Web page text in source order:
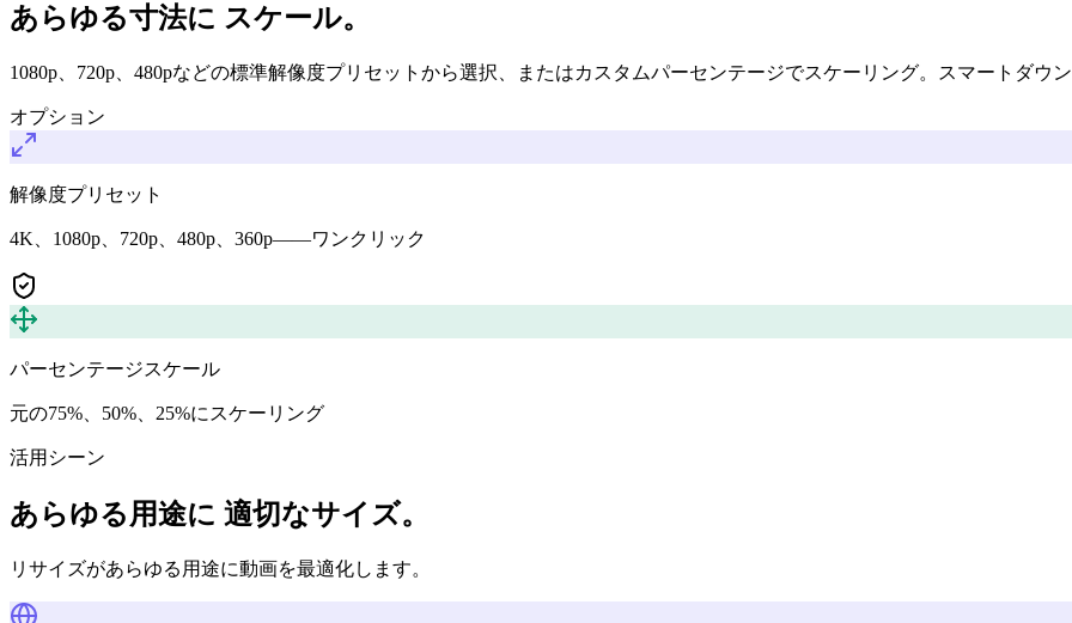
あらゆる寸法に スケール。
1080p、720p、480pなどの標準解像度プリセットから選択、またはカスタムパーセンテージでスケーリング。スマートダウ
オプション
解像度プリセット
4K、1080p、720p、480p、360p——ワンクリック
パーセンテージスケール
元の75%、50%、25%にスケーリング
活用シーン
あらゆる用途に 適切なサイズ。
リサイズがあらゆる用途に動画を最適化します。